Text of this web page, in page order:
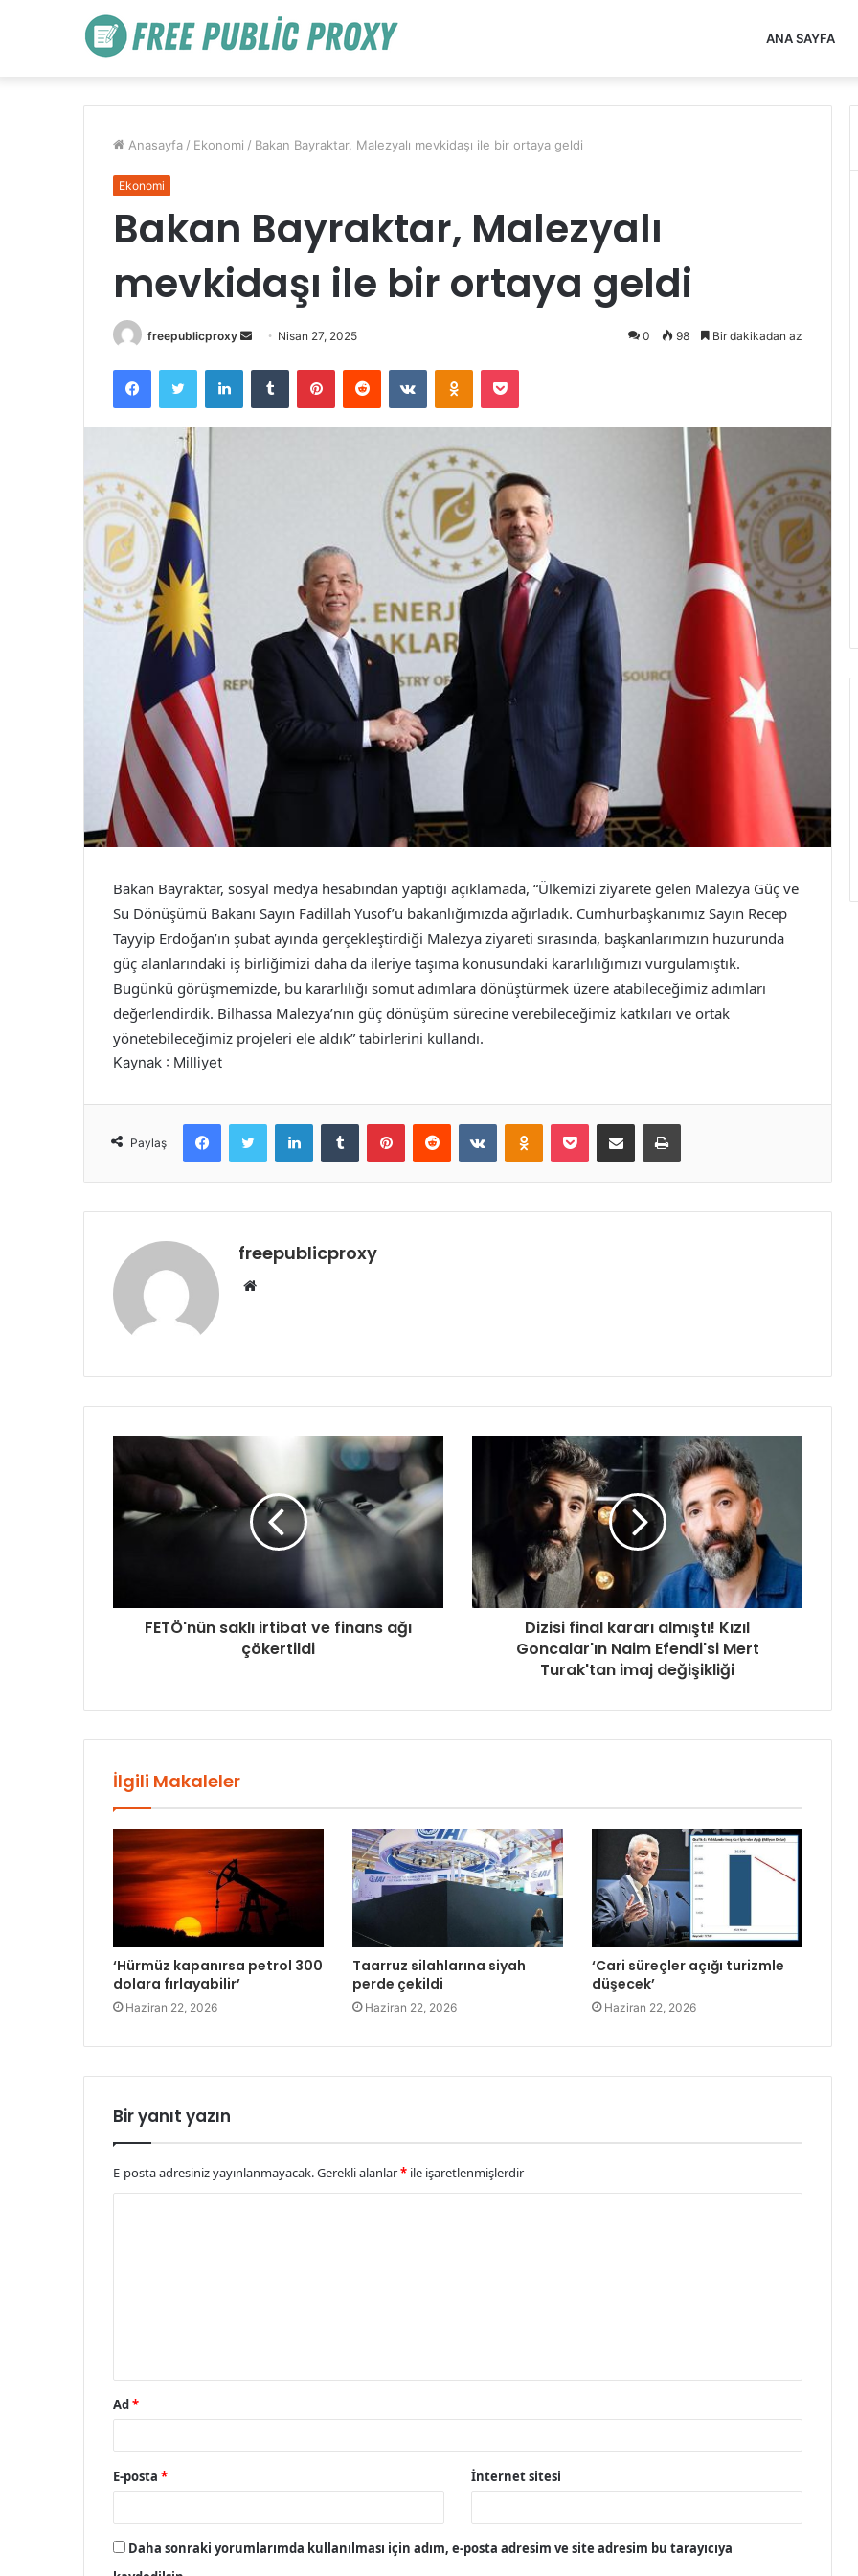
ANA SAYFA
Anasayfa / Ekonomi / Bakan Bayraktar, Malezyalı mevkidaşı ile bir ortaya geldi
Ekonomi
Bakan Bayraktar, Malezyalı
mevkidaşı ile bir ortaya geldi
freepublicproxy
Bir
posta
göndermek
Nisan 27, 2025 0 98 Bir dakikadan az
FacebookTwitter LinkedInTumblr PinterestReddit VKontakteOdnoklassniki
Pocket
Bakan Bayraktar, sosyal medya hesabından yaptığı açıklamada, “Ülkemizi ziyarete gelen Malezya Güç ve
Su Dönüşümü Bakanı Sayın Fadillah Yusof’u bakanlığımızda ağırladık. Cumhurbaşkanımız Sayın Recep
Tayyip Erdoğan’ın şubat ayında gerçekleştirdiği Malezya ziyareti sırasında, başkanlarımızın huzurunda
güç alanlarındaki iş birliğimizi daha da ileriye taşıma konusundaki kararlılığımızı vurgulamıştık.
Bugünkü görüşmemizde, bu kararlılığı somut adımlara dönüştürmek üzere atabileceğimiz adımları
değerlendirdik. Bilhassa Malezya’nın güç dönüşüm sürecine verebileceğimiz katkıları ve ortak
yönetebileceğimiz projeleri ele aldık” tabirlerini kullandı.
Kaynak : Milliyet
Paylaş
FacebookTwitter LinkedInTumblr PinterestReddit VKontakteOdnoklassniki
Pocket E-Posta ile paylaş Yazdır
freepublicproxy
Web
FETÖ'nün saklı irtibat ve finans ağı
çökertildi
Dizisi final kararı almıştı! Kızıl
Goncalar'ın Naim Efendi'si Mert
Turak'tan imaj değişikliği
İlgili Makaleler
‘Hürmüz kapanırsa petrol 300
dolara fırlayabilir’
Haziran 22, 2026
Taarruz silahlarına siyah
perde çekildi
Haziran 22, 2026
‘Cari süreçler açığı turizmle
düşecek’
Haziran 22, 2026
Bir yanıt yazın
E-posta adresiniz yayınlanmayacak.Gerekli alanlar* ile işaretlenmişlerdir
Ad *
E-posta * İnternet sitesi
Daha sonraki yorumlarımda kullanılması için adım, e-posta adresim ve site adresim bu tarayıcıya